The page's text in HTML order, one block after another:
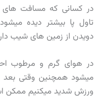
در کسانی که مسافت های
تاول پا بیشتر دیده
دویدن از زمین های شیب
در هوای گرم و مرطوب
میشود همچنین وقتی بعد
ورزش شدید میکنیم ممکن